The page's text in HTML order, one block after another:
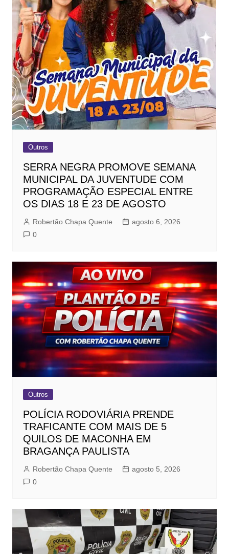
Outros
SERRA NEGRA PROMOVE SEMANA
MUNICIPAL DA JUVENTUDE COM
PROGRAMAÇÃO ESPECIAL ENTRE
OS DIAS 18 E 23 DE AGOSTO
Robertão Chapa Quente
agosto 6, 2026
0
Outros
POLÍCIA RODOVIÁRIA PRENDE
TRAFICANTE COM MAIS DE 5
QUILOS DE MACONHA EM
BRAGANÇA PAULISTA
Robertão Chapa Quente
agosto 5, 2026
0